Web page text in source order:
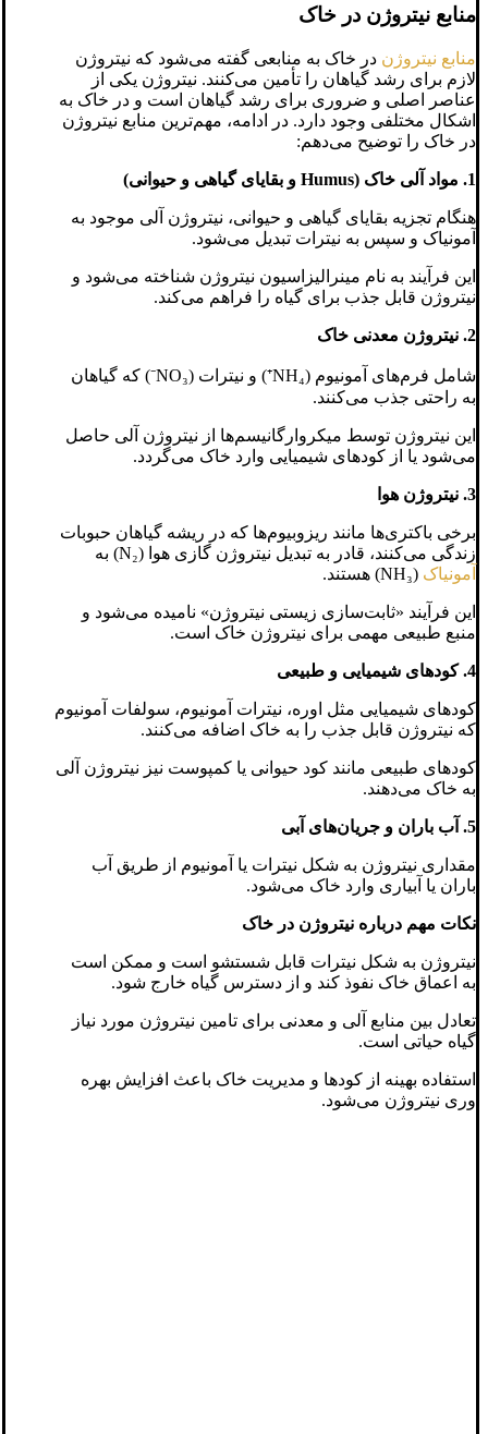
منابع نیتروژن در خاک
منابع نیتروژن در خاک به منابعی گفته می‌شود که نیتروژن
لازم برای رشد گیاهان را تأمین می‌کنند. نیتروژن یکی از
عناصر اصلی و ضروری برای رشد گیاهان است و در خاک به
اشکال مختلفی وجود دارد. در ادامه، مهم‌ترین منابع نیتروژن
در خاک را توضیح می‌دهم:
1. مواد آلی خاک (Humus و بقایای گیاهی و حیوانی)
هنگام تجزیه بقایای گیاهی و حیوانی، نیتروژن آلی موجود به
آمونیاک و سپس به نیترات تبدیل می‌شود.
این فرآیند به نام مینرالیزاسیون نیتروژن شناخته می‌شود و
نیتروژن قابل جذب برای گیاه را فراهم می‌کند.
2. نیتروژن معدنی خاک
شامل فرم‌های آمونیوم (NH₄⁺) و نیترات (NO₃⁻) که گیاهان
به راحتی جذب می‌کنند.
این نیتروژن توسط میکروارگانیسم‌ها از نیتروژن آلی حاصل
می‌شود یا از کودهای شیمیایی وارد خاک می‌گردد.
3. نیتروژن هوا
برخی باکتری‌ها مانند ریزوبیوم‌ها که در ریشه گیاهان حبوبات
زندگی می‌کنند، قادر به تبدیل نیتروژن گازی هوا (N₂) به
آمونیاک (NH₃) هستند.
این فرآیند «ثابت‌سازی زیستی نیتروژن» نامیده می‌شود و
منبع طبیعی مهمی برای نیتروژن خاک است.
4. کودهای شیمیایی و طبیعی
کودهای شیمیایی مثل اوره، نیترات آمونیوم، سولفات آمونیوم
که نیتروژن قابل جذب را به خاک اضافه می‌کنند.
کودهای طبیعی مانند کود حیوانی یا کمپوست نیز نیتروژن آلی
به خاک می‌دهند.
5. آب باران و جریان‌های آبی
مقداری نیتروژن به شکل نیترات یا آمونیوم از طریق آب
باران یا آبیاری وارد خاک می‌شود.
نکات مهم درباره نیتروژن در خاک
نیتروژن به شکل نیترات قابل شستشو است و ممکن است
به اعماق خاک نفوذ کند و از دسترس گیاه خارج شود.
تعادل بین منابع آلی و معدنی برای تامین نیتروژن مورد نیاز
گیاه حیاتی است.
استفاده بهینه از کودها و مدیریت خاک باعث افزایش بهره‌
وری نیتروژن می‌شود.